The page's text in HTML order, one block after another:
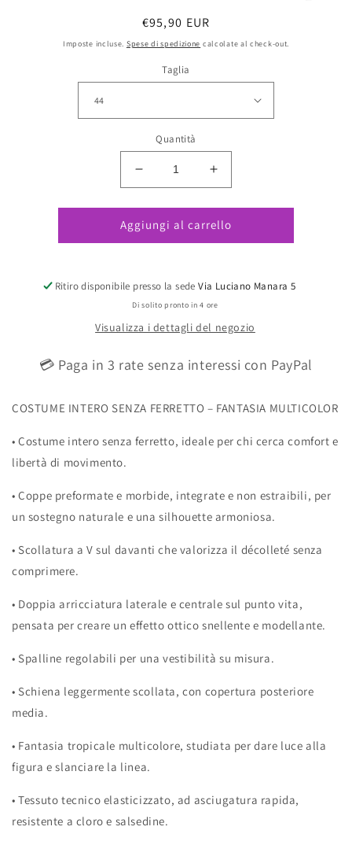
Prezzo
di
€95,90 EUR
Imposte incluse. Spese di spedizione calcolate al check-out.
Taglia
Quantità
Diminuisci
quantità
per
Giordana
Intero
Multicolor
Senape
Aumenta
quantità
per
Giordana
Intero
Multicolor
Senape
Aggiungi al carrello
Ritiro disponibile presso la sedeVia Luciano Manara 5
Di solito pronto in 4 ore
Visualizza i dettagli del negozio
💳 Paga in 3 rate senza interessi con PayPal
COSTUME INTERO SENZA FERRETTO – FANTASIA MULTICOLOR
• Costume intero senza ferretto, ideale per chi cerca comfort e
libertà di movimento.
• Coppe preformate e morbide, integrate e non estraibili, per
un sostegno naturale e una silhouette armoniosa.
• Scollatura a V sul davanti che valorizza il décolleté senza
comprimere.
• Doppia arricciatura laterale e centrale sul punto vita,
pensata per creare un effetto ottico snellente e modellante.
• Spalline regolabili per una vestibilità su misura.
• Schiena leggermente scollata, con copertura posteriore
media.
• Fantasia tropicale multicolore, studiata per dare luce alla
figura e slanciare la linea.
• Tessuto tecnico elasticizzato, ad asciugatura rapida,
resistente a cloro e salsedine.